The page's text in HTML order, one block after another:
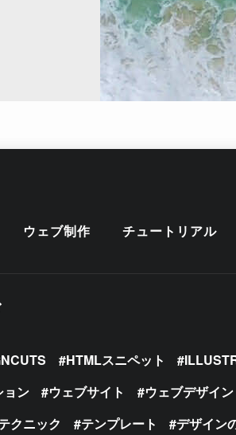
ウェブ制作 チュートリアル
HTMLスニペット
ョン
ウェブサイト ウェブデザイン
クニック テンプレート デザイン